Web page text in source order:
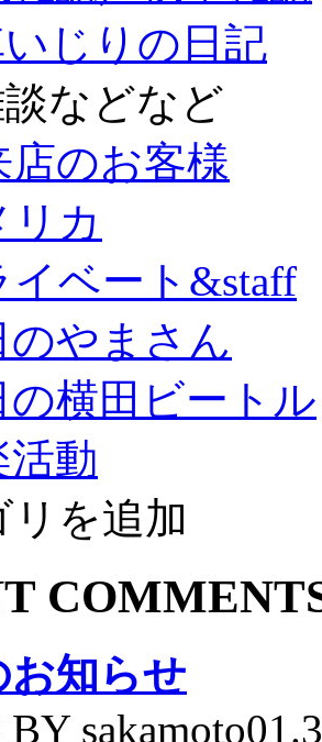
じりの日記
などなど
店のお客様
リカ
イベート&staff
のやまさん
の横田ビートル
活動
リを追加
お知らせ